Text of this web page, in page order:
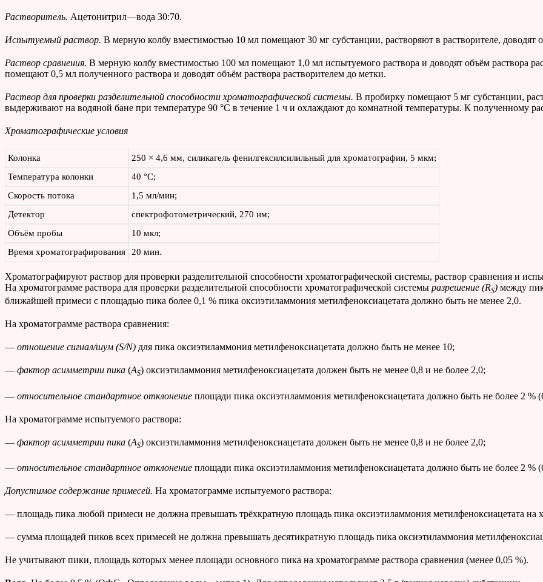
Растворитель. Ацетонитрил—вода 30:70.
Испытуемый раствор. В мерную колбу вместимостью 10 мл помещают 30 мг субстанции, растворяют в растворителе, доводят
Раствор сравнения. В мерную колбу вместимостью 100 мл помещают 1,0 мл испытуемого раствора и доводят объём раствора
помещают 0,5 мл полученного раствора и доводят объём раствора растворителем до метки.
Раствор для проверки разделительной способности хроматографической системы. В пробирку помещают 5 мг субстанции,
выдерживают на водяной бане при температуре 90 °С в течение 1 ч и охлаждают до комнатной температуры. К полученному
Хроматографические условия
Колонка 250 × 4,6 мм, силикагель фенилгексилсилильный для хроматографии, 5 мкм;
Температура колонки
40 °С;
Скорость потока
1,5 мл/мин;
Детектор
спектрофотометрический, 270 нм;
Объём пробы
10 мкл;
Время хроматографирования
20 мин.
Хроматографируют раствор для проверки разделительной способности хроматографической системы, раствор сравнения и
На хроматограмме раствора для проверки разделительной способности хроматографической системы разрешение (RS) между
ближайшей примеси с площадью пика более 0,1 % пика оксиэтиламмония метилфеноксиацетата должно быть не менее 2,0.
На хроматограмме раствора сравнения:
— отношение сигнал/шум (S/N) для пика оксиэтиламмония метилфеноксиацетата должно быть не менее 10;
— фактор асимметрии пика (AS) оксиэтиламмония метилфеноксиацетата должен быть не менее 0,8 и не более 2,0;
— относительное стандартное отклонение площади пика оксиэтиламмония метилфеноксиацетата должно быть не более 2 %
На хроматограмме испытуемого раствора:
— фактор асимметрии пика (AS) оксиэтиламмония метилфеноксиацетата должен быть не менее 0,8 и не более 2,0;
— относительное стандартное отклонение площади пика оксиэтиламмония метилфеноксиацетата должно быть не более 2 %
Допустимое содержание примесей. На хроматограмме испытуемого раствора:
— площадь пика любой примеси не должна превышать трёхкратную площадь пика оксиэтиламмония метилфеноксиацетата на
— сумма площадей пиков всех примесей не должна превышать десятикратную площадь пика оксиэтиламмония
Не учитывают пики, площадь которых менее площади основного пика на хроматограмме раствора сравнения (менее 0,05 %).